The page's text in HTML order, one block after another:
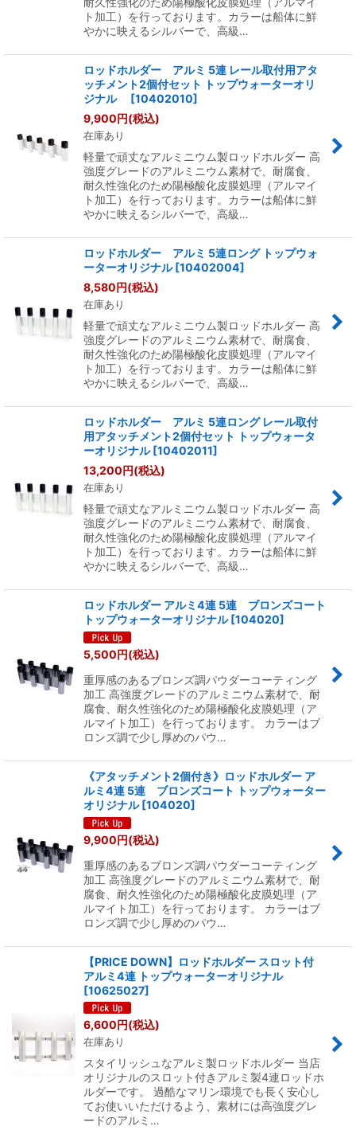
ト加工）を行っております。カラーは船体に鮮
やかに映えるシルバーで、高級…
ロッドホルダー アルミ 5連 レール取付用アタ
ッチメント2個付セット トップウォーターオリ
ジナル
[10402010]
9,900円(税込)
在庫あり
軽量で頑丈なアルミニウム製ロッドホルダー 高
強度グレードのアルミニウム素材で、耐腐食、
耐久性強化のため陽極酸化皮膜処理（アルマイ
ト加工）を行っております。カラーは船体に鮮
やかに映えるシルバーで、高級…
ロッドホルダー アルミ 5連ロング トップウォ
ーターオリジナル [10402004]
8,580円(税込)
在庫あり
軽量で頑丈なアルミニウム製ロッドホルダー 高
強度グレードのアルミニウム素材で、耐腐食、
耐久性強化のため陽極酸化皮膜処理（アルマイ
ト加工）を行っております。カラーは船体に鮮
やかに映えるシルバーで、高級…
ロッドホルダー アルミ 5連ロング レール取付
用アタッチメント2個付セット トップウォータ
ーオリジナル [10402011]
13,200円(税込)
在庫あり
軽量で頑丈なアルミニウム製ロッドホルダー 高
強度グレードのアルミニウム素材で、耐腐食、
耐久性強化のため陽極酸化皮膜処理（アルマイ
ト加工）を行っております。カラーは船体に鮮
やかに映えるシルバーで、高級…
ロッドホルダー アルミ4連 5連 ブロンズコート
トップウォーターオリジナル [104020]
5,500円(税込)
重厚感のあるブロンズ調パウダーコーティング
加工 高強度グレードのアルミニウム素材で、耐
腐食、耐久性強化のため陽極酸化皮膜処理（ア
ルマイト加工）を行っております。 カラーはブ
ロンズ調で少し厚めのパウ…
《アタッチメント2個付き》ロッドホルダー ア
ルミ4連 5連 ブロンズコート トップウォーター
オリジナル [104020]
9,900円(税込)
重厚感のあるブロンズ調パウダーコーティング
加工 高強度グレードのアルミニウム素材で、耐
腐食、耐久性強化のため陽極酸化皮膜処理（ア
ルマイト加工）を行っております。 カラーはブ
ロンズ調で少し厚めのパウ…
【PRICE DOWN】ロッドホルダー スロット付
アルミ4連 トップウォーターオリジナル
[10625027]
6,600円(税込)
在庫あり
スタイリッシュなアルミ製ロッドホルダー 当店
オリジナルのスロット付きアルミ製4連ロッドホ
ルダーです。 過酷なマリン環境でも長く安心し
てお使いいただけるよう、素材には高強度グレ
ードのアルミ…